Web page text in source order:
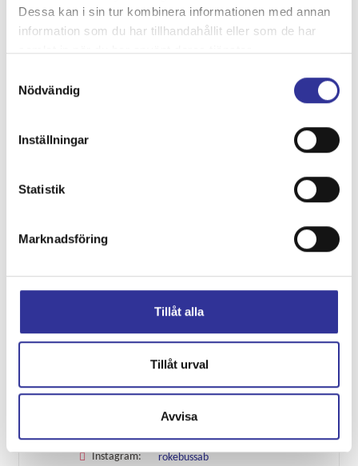
Dessa kan i sin tur kombinera informationen med annan
information som du har tillhandahållit eller som de har
samlat in när du har använt deras tjänster.
Nödvändig
Inställningar
Statistik
Marknadsföring
Tillåt alla
Tillåt urval
Avvisa
13/8
från 650:-
18/8
från 650:-
E-post: info@rokebuss.se
Instagram: rokebussab